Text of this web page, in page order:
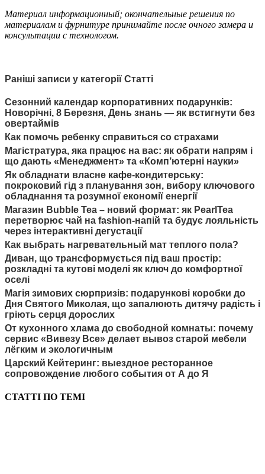
Материал информационный; окончательные решения по
материалам и фурнитуре принимайте после очного замера и
консультации с технологом.
Раніші записи у категорії Статті
Сезонний календар корпоративних подарунків:
Новорічні, 8 Березня, День знань — як встигнути без
овертаймів
Как помочь ребенку справиться со страхами
Магістратура, яка працює на вас: як обрати напрям і
що дають «Менеджмент» та «Комп’ютерні науки»
Як обладнати власне кафе-кондитерську:
покроковий гід з планування зон, вибору ключового
обладнання та розумної економії енергії
Магазин Bubble Tea – новий формат: як PearlTea
перетворює чай на fashion-напій та будує лояльність
через інтерактивні дегустації
Как выбрать нагревательный мат теплого пола?
Диван, що трансформується під ваш простір:
розкладні та кутові моделі як ключ до комфортної
оселі
Магія зимових сюрпризів: подарункові коробки до
Дня Святого Миколая, що запалюють дитячу радість і
гріють серця дорослих
От кухонного хлама до свободной комнаты: почему
сервис «Вивезу Все» делает вывоз старой мебели
лёгким и экологичным
Царский Кейтеринг: выездное ресторанное
сопровождение любого события от А до Я
СТАТТІ ПО ТЕМІ